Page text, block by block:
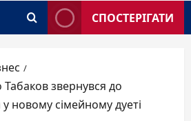
СПОСТЕРІГАТИ
Табаков звернувся до
у новому сімейному дуеті